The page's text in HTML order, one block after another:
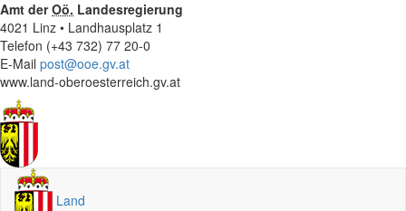
Amt derOö. Landesregierung
4021 Linz • Landhausplatz 1
Telefon (+43 732) 77 20-0
E-Mail post@ooe.gv.at
www.land-oberoesterreich.gv.at
Land